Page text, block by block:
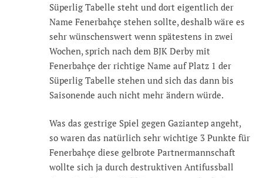
Süperlig Tabelle steht und dort eigentlich der
Name Fenerbahçe stehen sollte, deshalb wäre es
sehr wünschenswert wenn spätestens in zwei
Wochen, sprich nach dem BJK Derby mit
Fenerbahçe der richtige Name auf Platz 1 der
Süperlig Tabelle stehen und sich das dann bis
Saisonende auch nicht mehr ändern würde.
Was das gestrige Spiel gegen Gaziantep angeht,
so waren das natürlich sehr wichtige 3 Punkte für
Fenerbahçe diese gelbrote Partnermannschaft
wollte sich ja durch destruktiven Antifussball